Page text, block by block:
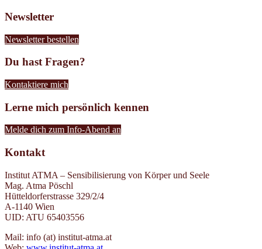
Newsletter
Newsletter bestellen
Du hast Fragen?
Kontaktiere mich
Lerne mich persönlich kennen
Melde dich zum Info-Abend an
Kontakt
Institut ATMA – Sensibilisierung von Körper und Seele
Mag. Atma Pöschl
Hütteldorferstrasse 329/2/4
A-1140 Wien
UID: ATU 65403556
Mail: info (at) institut-atma.at